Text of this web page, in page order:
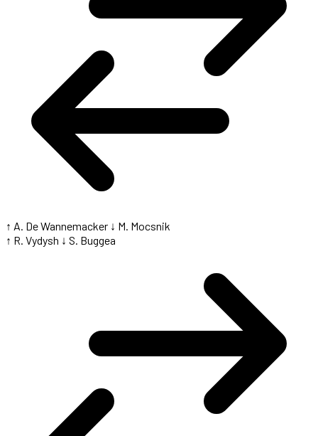
↑ A. De Wannemacker ↓ M. Mocsnik
↑ R. Vydysh ↓ S. Buggea